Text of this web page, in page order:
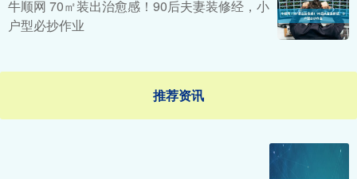
牛顺网 70㎡装出治愈感！90后夫妻装修经，小
户型必抄作业
推荐资讯